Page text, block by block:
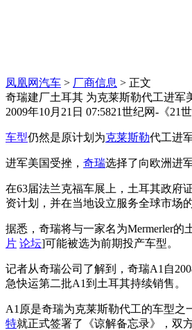
凤凰网汽车 > 厂商信息 > 正文
奇瑞建厂土耳其 为克莱斯勒代工进军
2009年10月21日 07:5821世纪网-《21
车型仍然是原计划为克莱斯勒代工进
进军美国受挫， 奇瑞选择了向欧洲进
在63届法兰克福车展上，土耳其政府
资计划，并在当地设立服务全球市场
据悉，奇瑞将与一家名为Mermerler
片 论坛]可能被选为前期投产车型。
记者从奇瑞公司了解到，奇瑞A1自
急快运第二批A1到土耳其持续销售。
A1原是奇瑞为克莱斯勒代工的车型之
特就正式签署了《谅解备忘录》，双